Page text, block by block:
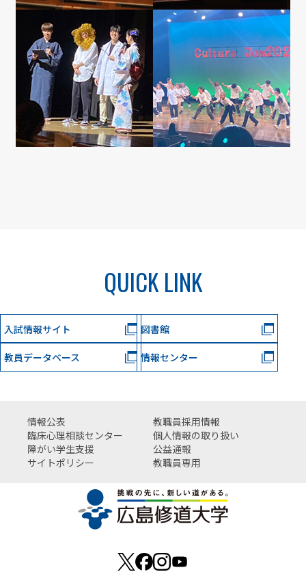
QUICK LINK
入試情報サイト 図書館
教員データベース 情報センター
情報公表
教職員採用情報
臨床心理相談センター
個人情報の取り扱い
障がい学生支援
公益通報
サイトポリシー
教職員専用